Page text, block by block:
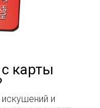
карты
и